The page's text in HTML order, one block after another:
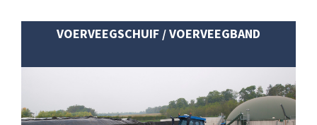
VOERVEEGSCHUIF / VOERVEEGBAND